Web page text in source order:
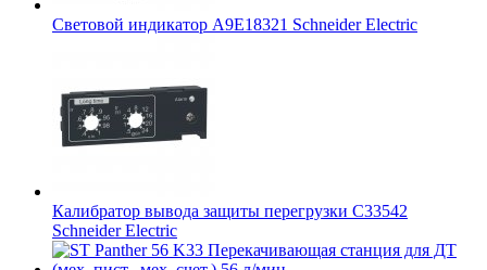
Световой индикатор A9E18321 Schneider Electric
Калибратор вывода защиты перегрузки C33542
Schneider Electric